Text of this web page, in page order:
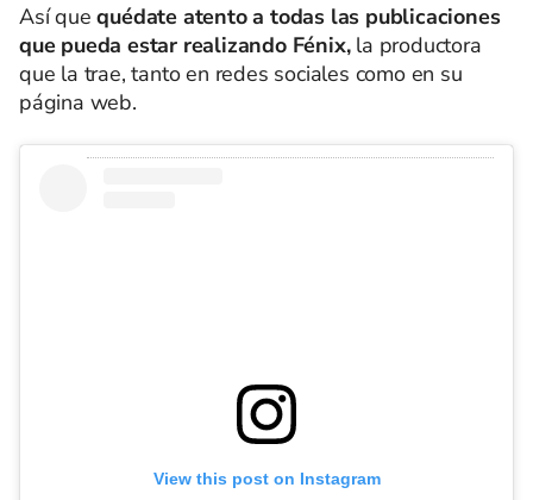
Así quequédate atento a todas las publicaciones
que pueda estar realizando Fénix,la productora
que la trae, tanto en redes sociales como en su
página web.
View this post on Instagram